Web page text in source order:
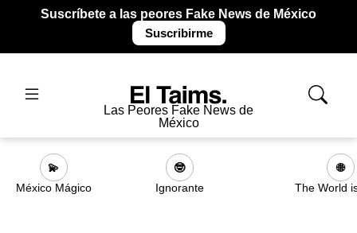
Suscríbete a las peores Fake News de México
Suscribirme
Las Peores Fake News de
México
💫
México Mágico
🤓
Ignorante
🌐
The World